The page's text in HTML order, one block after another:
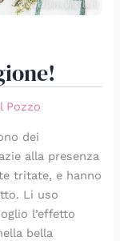
Pozzo
dei
alla presenza
tritate, e hanno
Li uso
l’effetto
bella